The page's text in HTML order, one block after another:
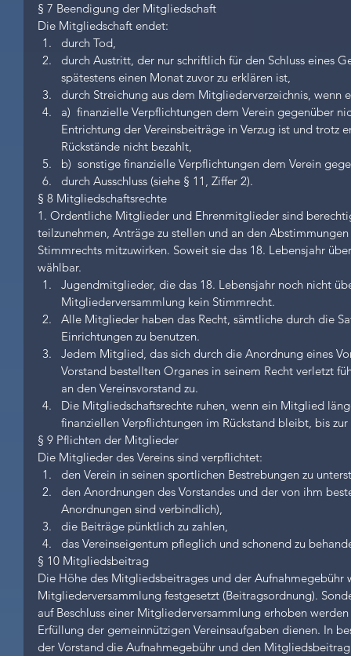
§ 7 Beendigung der Mitgliedschaft
Die Mitgliedschaft endet:
durch Tod,
durch Austritt, der nur schriftlich für den Schluss eines
spätestens einen Monat zuvor zu erklären ist,
durch Streichung aus dem Mitgliederverzeichnis,
a)  finanzielle Verpflichtungen dem Verein gegenüber
Entrichtung der Vereinsbeiträge in Verzug ist und trotz
Rückstände nicht bezahlt,
b)  sonstige finanzielle Verpflichtungen dem Verein
durch Ausschluss (siehe § 11, Ziffer 2).
§ 8 Mitgliedschaftsrechte
1. Ordentliche Mitglieder und Ehrenmitglieder sind
teilzunehmen, Anträge zu stellen und an den
Stimmrechts mitzuwirken. Soweit sie das 18. Lebensjahr
wählbar.
Jugendmitglieder, die das 18. Lebensjahr noch nicht
Mitgliederversammlung kein Stimmrecht.
Alle Mitglieder haben das Recht, sämtliche durch die
Einrichtungen zu benutzen.
Jedem Mitglied, das sich durch die Anordnung eines
Vorstand bestellten Organes in seinem Recht verletzt
an den Vereinsvorstand zu.
Die Mitgliedschaftsrechte ruhen, wenn ein Mitglied
finanziellen Verpflichtungen im Rückstand bleibt, bis
§ 9 Pflichten der Mitglieder
Die Mitglieder des Vereins sind verpflichtet:
den Verein in seinen sportlichen Bestrebungen zu
den Anordnungen des Vorstandes und der von ihm
Anordnungen sind verbindlich),
die Beiträge pünktlich zu zahlen,
das Vereinseigentum pfleglich und schonend zu
§ 10 Mitgliedsbeitrag
Die Höhe des Mitgliedsbeitrages und der Aufnahmegebühr
Mitgliederversammlung festgesetzt (Beitragsordnung).
auf Beschluss einer Mitgliederversammlung erhoben
Erfüllung der gemeinnützigen Vereinsaufgaben dienen. In
der Vorstand die Aufnahmegebühr und den